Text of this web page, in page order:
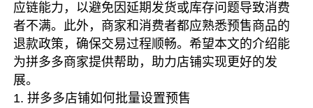
应链能力，以避免因延期发货或库存问题导致消费
者不满。此外，商家和消费者都应熟悉预售商品的
退款政策，确保交易过程顺畅。希望本文的介绍能
为拼多多商家提供帮助，助力店铺实现更好的发
展。
1. 拼多多店铺如何批量设置预售